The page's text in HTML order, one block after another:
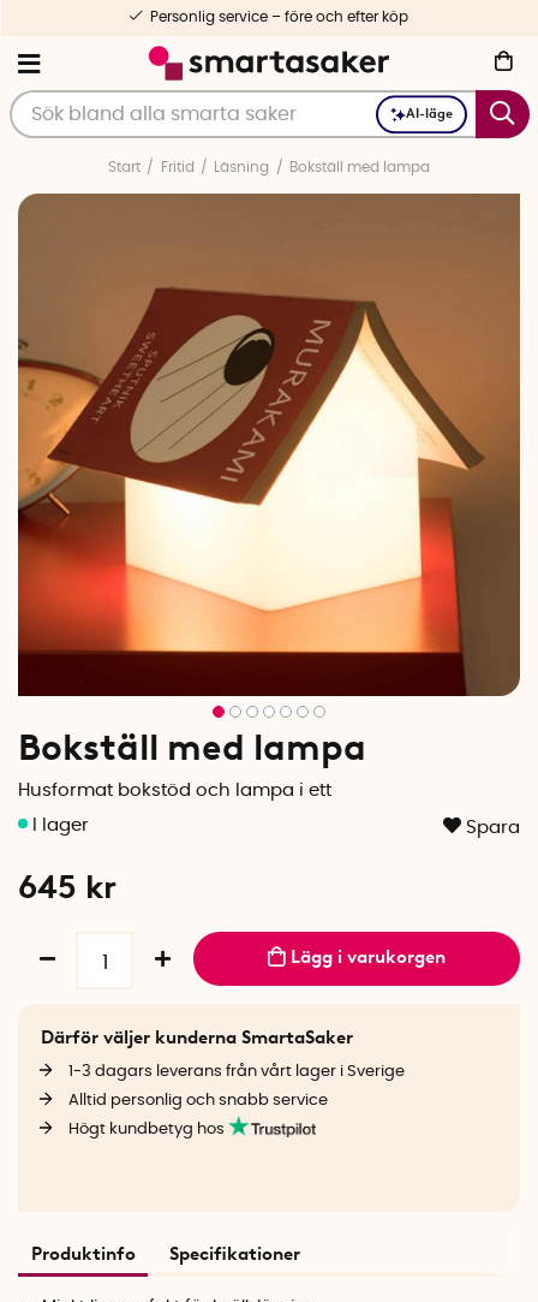
AI-läge
Personlig service – före och efter köp
Start Fritid Läsning Bokställ med lampa
Bokställ med lampa
Husformat bokstöd och lampa i ett
Spara
645 kr
Lägg i varukorgen
Därför väljer kunderna SmartaSaker
1-3 dagars leverans från vårt lager i Sverige
Alltid personlig och snabb service
Högt kundbetyg hos
Produktinfo Specifikationer